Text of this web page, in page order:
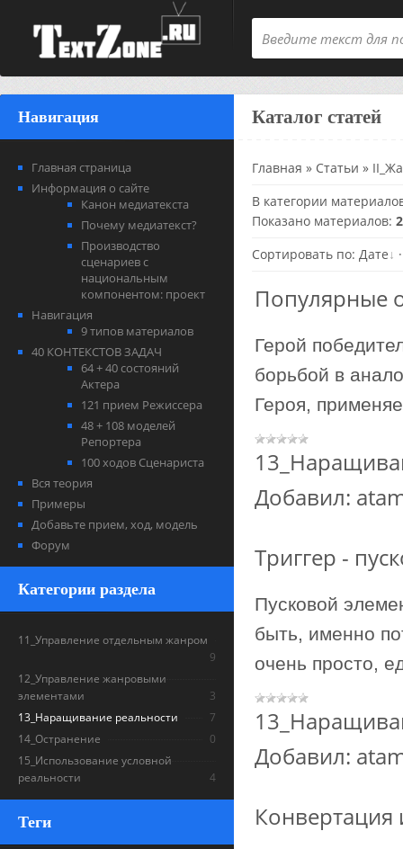
Навигация
Главная страница
Информация о сайте
Канон медиатекста
Почему медиатекст?
Производство
сценариев с
национальным
компонентом: проект
Навигация
9 типов материалов
40 КОНТЕКСТОВ ЗАДАЧ
64 + 40 состояний
Актера
121 прием Режиссера
48 + 108 моделей
Репортера
100 ходов Сценариста
Вся теория
Примеры
Добавьте прием, ход, модель
Форум
Категории раздела
11_Управление отдельным жанром
9
12_Управление жанровыми
элементами
3
13_Наращивание реальности
7
14_Остранение
0
15_Использование условной
реальности
4
Теги
Каталог статей
Главная » Статьи »
В категории
Показано материалов:
Сортировать по: Дате
Популярные
Герой
борьбой в
Героя,
Добавил:
Триггер -
Пусковой
быть, именно
очень просто,
Добавил:
Конвертация